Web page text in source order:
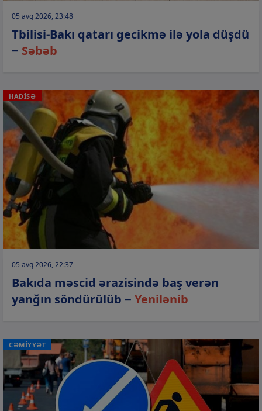
05 avq 2026, 23:48
Tbilisi-Bakı qatarı gecikmə ilə yola düşdü
− Səbəb
HADİSƏ
05 avq 2026, 22:37
Bakıda məscid ərazisində baş verən
yanğın söndürülüb − Yenilənib
CƏMİYYƏT